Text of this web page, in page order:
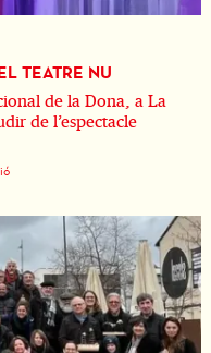
TEATRE NU
de la Dona, a La
de l’espectacle